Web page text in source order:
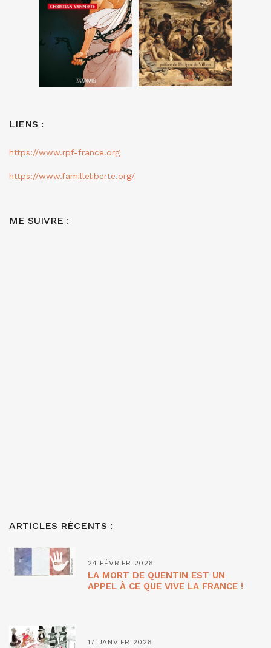
LIENS :
https://www.rpf-france.org
https://www.familleliberte.org/
ME SUIVRE :
ARTICLES RÉCENTS :
24 FÉVRIER 2026
LA MORT DE QUENTIN EST UN
APPEL À CE QUE VIVE LA FRANCE !
17 JANVIER 2026